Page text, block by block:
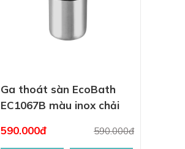
Ga thoát sàn EcoBath
EC1067B màu inox chải
590.000đ
590.000đ